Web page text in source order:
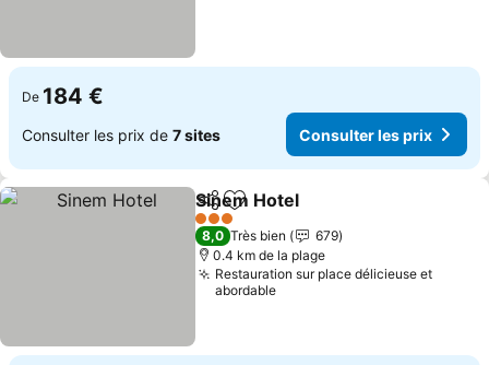
De 184 €
Consulter les prix de 7 sites Consulter les prix
PartagerAjouter à mes favoris
Sinem Hotel
3 Étoiles
8,0 Très bien
679
0.4 km de la plage
Restauration sur place délicieuse et
abordable